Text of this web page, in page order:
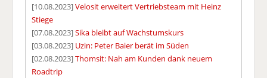
[10.08.2023]Velosit erweitert Vertriebsteam mit Heinz
Stiege
[07.08.2023]Sika bleibt auf Wachstumskurs
[03.08.2023] Uzin: Peter Baier berät im Süden
[02.08.2023]Thomsit: Nah am Kunden dank neuem
Roadtrip